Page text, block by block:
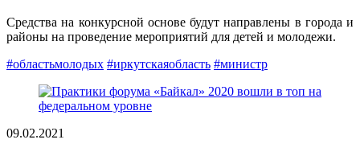
Средства на конкурсной основе будут направлены в города и
районы на проведение мероприятий для детей и молодежи.
#областьмолодых #иркутскаяобласть #министр
09.02.2021